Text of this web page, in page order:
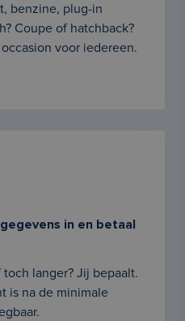
benzine, plug-in
Coupe of hatchback?
voor iedereen.
in en betaal
langer? Jij bepaalt.
is na de minimale